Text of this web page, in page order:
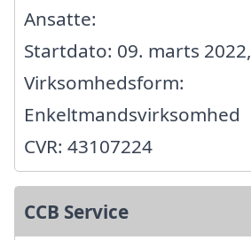
Ansatte:
Startdato: 09. marts 2022,
Virksomhedsform:
Enkeltmandsvirksomhed
CVR: 43107224
CCB Service